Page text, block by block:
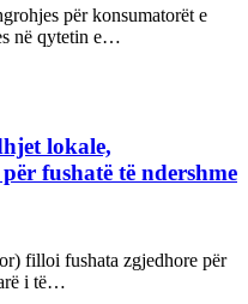
për konsumatorët e
në qytetin e…
lokale,
fushatë të ndershme
filloi fushata zgjedhore për
i të…